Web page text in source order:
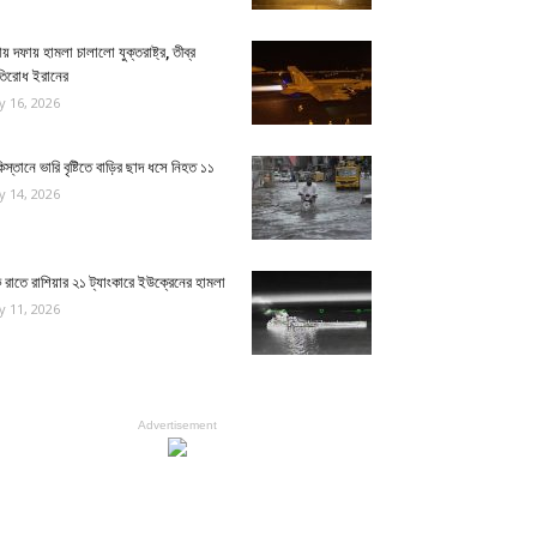
দফায় হামলা চালালো যুক্তরাষ্ট্র, তীব্র
ইরানের
16, 2026
ভারি বৃষ্টিতে বাড়ির ছাদ ধসে নিহত ১১
14, 2026
রাশিয়ার ২১ ট্যাংকারে ইউক্রেনের হামলা
11, 2026
Advertisement